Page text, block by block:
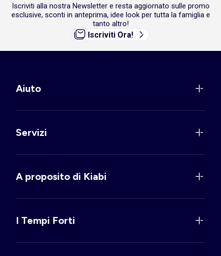
Iscriviti alla nostra Newsletter e resta aggiornato sulle promo
esclusive, sconti in anteprima, idee look per tutta la famiglia e
tanto altro!
Iscriviti Ora!
Aiuto
Servizi
A proposito di Kiabi
I Tempi Forti